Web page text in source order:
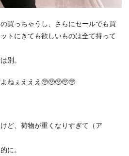
買っちゃうし、さらにセールでも買
トにきても欲しいものは全て持って
別。
ねぇえええ🥺🥺🥺🥺🥺
ど、荷物が重くなりすぎて（ア
に。